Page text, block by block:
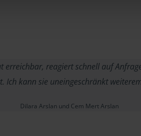
reagiert schnell auf
Ich kann sie uneingeschränkt
Dilara Arslan und Cem Mert Arslan